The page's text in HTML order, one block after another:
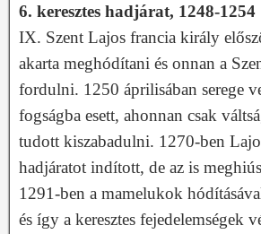
6. keresztes hadjárat, 1248-1254
IX. Szent Lajos francia király
akarta meghódítani és onnan a
fordulni. 1250 áprilisában serege
fogságba esett, ahonnan csak
tudott kiszabadulni. 1270-ben
hadjáratot indított, de az is
1291-ben a mamelukok
és így a keresztes fejedelemségek